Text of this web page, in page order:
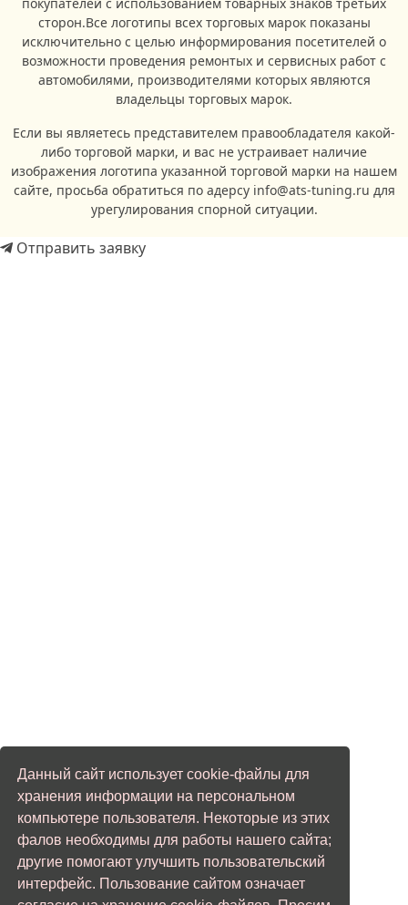
Данный сайт использует cookie-файлы для
хранения информации на персональном
компьютере пользователя. Некоторые из этих
фалов необходимы для работы нашего сайта;
другие помогают улучшить пользовательский
интерфейс. Пользование сайтом означает
сторон.Все логотипы всех торговых марок показаны
исключительно с целью информирования посетителей о
возможности проведения ремонтых и сервисных работ с
автомобилями, производителями которых являются
владельцы торговых марок.
Если вы являетесь представителем правообладателя какой-
либо торговой марки, и вас не устраивает наличие
изображения логотипа указанной торговой марки на нашем
сайте, просьба обратиться по адерсу info@ats-tuning.ru для
урегулирования спорной ситуации.
Отправить заявку